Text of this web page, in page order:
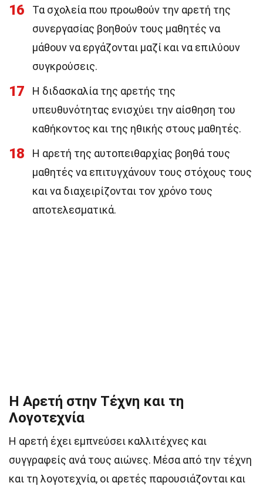
16
Τα σχολεία που προωθούν την αρετή της
συνεργασίας βοηθούν τους μαθητές να
μάθουν να εργάζονται μαζί και να επιλύουν
συγκρούσεις.
17
Η διδασκαλία της αρετής της
υπευθυνότητας ενισχύει την αίσθηση του
καθήκοντος και της ηθικής στους μαθητές.
18
Η αρετή της αυτοπειθαρχίας βοηθά τους
μαθητές να επιτυγχάνουν τους στόχους τους
και να διαχειρίζονται τον χρόνο τους
αποτελεσματικά.
Η Αρετή στην Τέχνη και τη
Λογοτεχνία
Η αρετή έχει εμπνεύσει καλλιτέχνες και
συγγραφείς ανά τους αιώνες. Μέσα από την τέχνη
και τη λογοτεχνία, οι αρετές παρουσιάζονται και